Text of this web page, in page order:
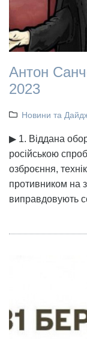
Антон
2023
Новини та
▶ 1. Віддана
російською
озброєння,
противником на
виправдовують